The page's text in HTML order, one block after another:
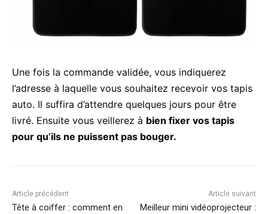
Une fois la commande validée, vous indiquerez
l’adresse à laquelle vous souhaitez recevoir vos tapis
auto. Il suffira d’attendre quelques jours pour être
livré. Ensuite vous veillerez à bien fixer vos tapis
pour qu’ils ne puissent pas bouger.
Article précédent
Tête à coiffer : comment en
Article suivant
Meilleur mini vidéoprojecteur :